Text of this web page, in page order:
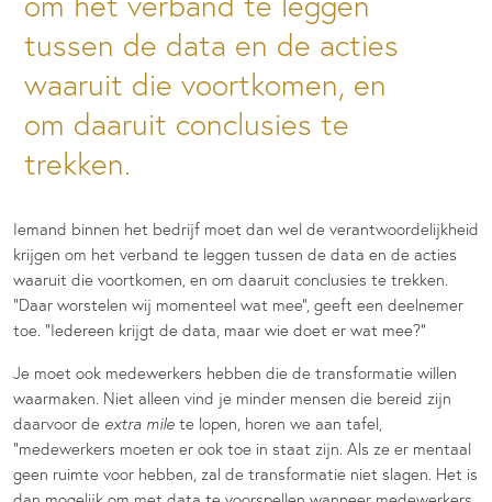
tussen de data en de acties
waaruit die voortkomen, en
om daaruit conclusies te
trekken.
Iemand binnen het bedrijf moet dan wel de verantwoordelijkheid
krijgen om het verband te leggen tussen de data en de acties
waaruit die voortkomen, en om daaruit conclusies te trekken.
“Daar worstelen wij momenteel wat mee”, geeft een deelnemer
toe. “Iedereen krijgt de data, maar wie doet er wat mee?”
Je moet ook medewerkers hebben die de transformatie willen
waarmaken. Niet alleen vind je minder mensen die bereid zijn
daarvoor de extra mile te lopen, horen we aan tafel,
“medewerkers moeten er ook toe in staat zijn. Als ze er mentaal
geen ruimte voor hebben, zal de transformatie niet slagen. Het is